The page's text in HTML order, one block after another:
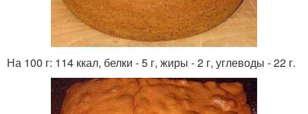
На 100 г: 114 ккал, белки - 5 г, жиры - 2 г, углеводы - 22 г.